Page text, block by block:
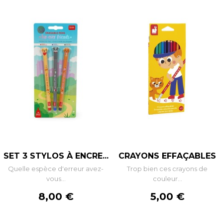
SET 3 STYLOS À ENCRE...
Quelle espèce d'erreur avez-
vous...
Prix
8,00 €
CRAYONS EFFAÇABLES
Trop bien ces crayons de
couleur...
Prix
5,00 €